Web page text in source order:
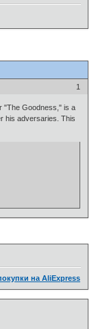
1
his adversaries. This
на AliExpress